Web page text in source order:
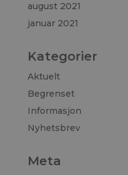
august 2021
januar 2021
Kategorier
Aktuelt
Begrenset
Informasjon
Nyhetsbrev
Meta